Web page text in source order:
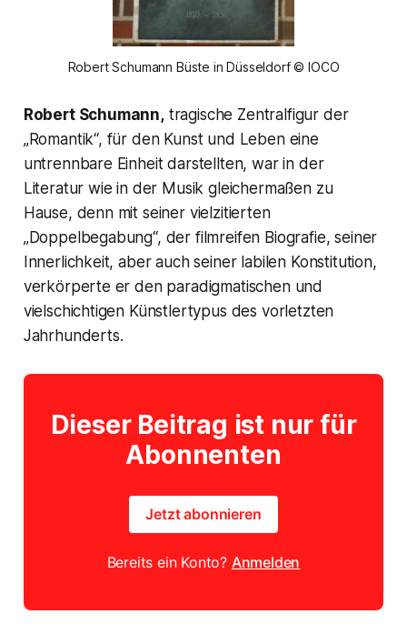
Robert Schumann Büste in Düsseldorf © IOCO
Robert Schumann,tragische Zentralfigur der
„Romantik“, für den Kunst und Leben eine
untrennbare Einheit darstellten, war in der
Literatur wie in der Musik gleichermaßen zu
Hause, denn mit seiner vielzitierten
„Doppelbegabung“, der filmreifen Biografie, seiner
Innerlichkeit, aber auch seiner labilen Konstitution,
verkörperte er den paradigmatischen und
vielschichtigen Künstlertypus des vorletzten
Jahrhunderts.
Dieser Beitrag ist nur für
Abonnenten
Jetzt abonnieren
Bereits ein Konto? Anmelden